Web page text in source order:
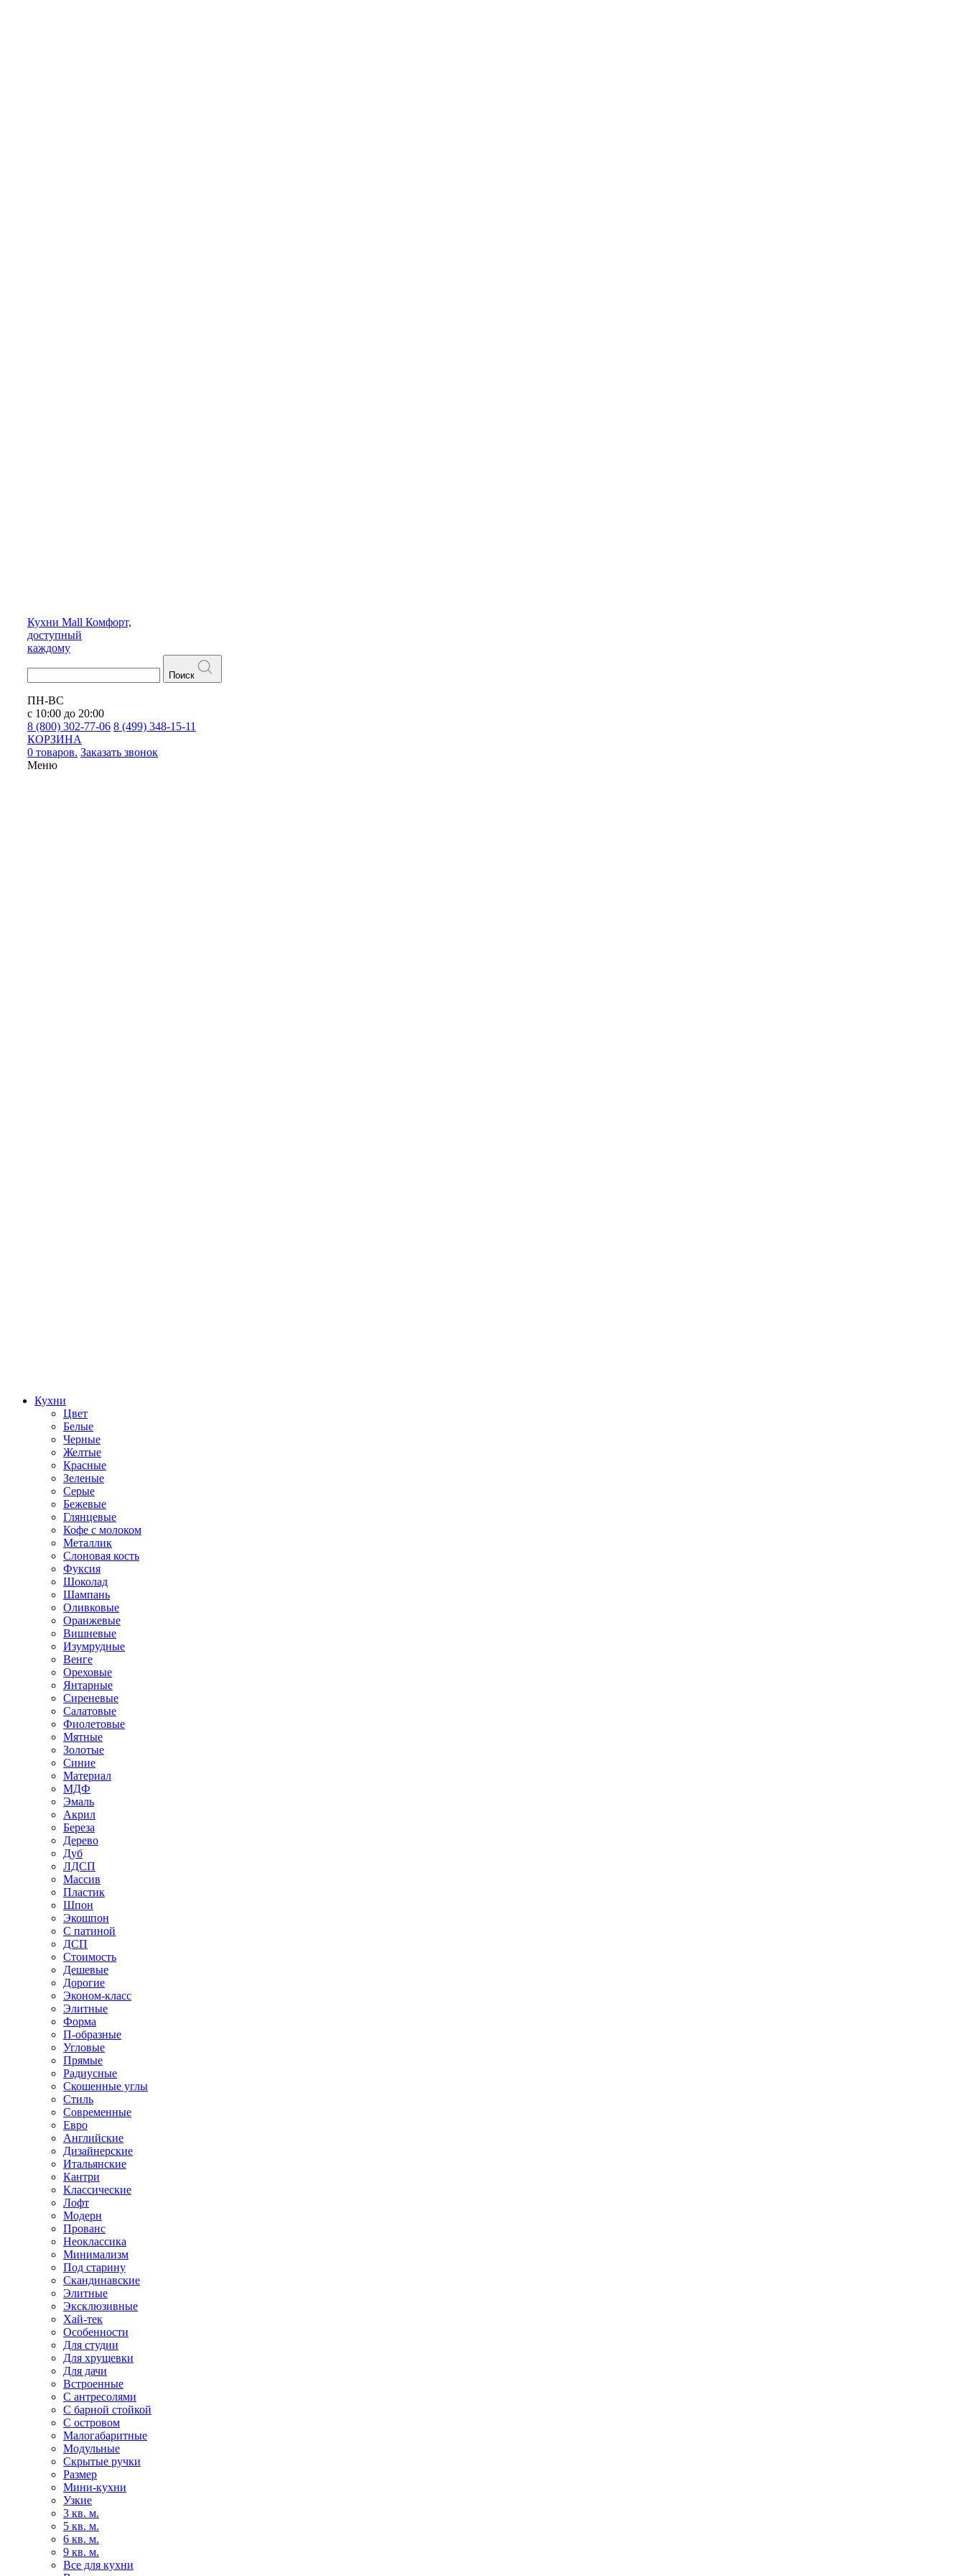
Кухни Mall Комфорт,
доступный
каждому
Поиск
ПН-ВС
с 10:00 до 20:00
8 (800) 302-77-06 8 (499) 348-15-11
КОРЗИНА
0 товаров. Заказать звонок
Меню
Кухни
Цвет
Белые
Черные
Желтые
Красные
Зеленые
Серые
Бежевые
Глянцевые
Кофе с молоком
Металлик
Слоновая кость
Фуксия
Шоколад
Шампань
Оливковые
Оранжевые
Вишневые
Изумрудные
Венге
Ореховые
Янтарные
Сиреневые
Салатовые
Фиолетовые
Мятные
Золотые
Синие
Материал
МДФ
Эмаль
Акрил
Береза
Дерево
Дуб
ЛДСП
Массив
Пластик
Шпон
Экошпон
С патиной
ДСП
Стоимость
Дешевые
Дорогие
Эконом-класс
Элитные
Форма
П-образные
Угловые
Прямые
Радиусные
Скошенные углы
Стиль
Современные
Евро
Английские
Дизайнерские
Итальянские
Кантри
Классические
Лофт
Модерн
Прованс
Неоклассика
Минимализм
Под старину
Скандинавские
Элитные
Эксклюзивные
Хай-тек
Особенности
Для студии
Для хрущевки
Для дачи
Встроенные
С антресолями
С барной стойкой
С островом
Малогабаритные
Модульные
Скрытые ручки
Размер
Мини-кухни
Узкие
3 кв. м.
5 кв. м.
6 кв. м.
9 кв. м.
Все для кухни